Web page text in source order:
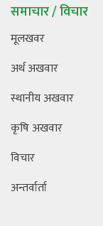
समाचार / विचार
मूलखवर
अर्थ अखवार
स्थानीय अखवार
कृषि अखवार
विचार
अन्तर्वार्ता